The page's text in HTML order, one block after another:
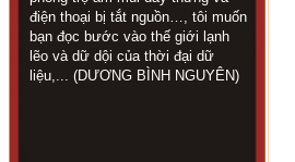
điện thoại bị tắt nguồn…, tôi muốn
bạn đọc bước vào thế giới lạnh
lẽo và dữ dội của thời đại dữ
liệu,... (DƯƠNG BÌNH NGUYÊN)